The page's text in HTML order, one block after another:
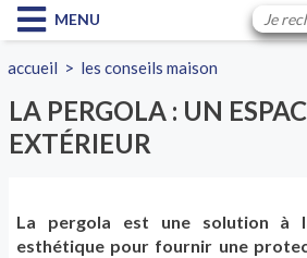
MENU
accueil > les conseils maison
LA PERGOLA : UN
EXTÉRIEUR
La pergola est une solution à
esthétique pour fournir une